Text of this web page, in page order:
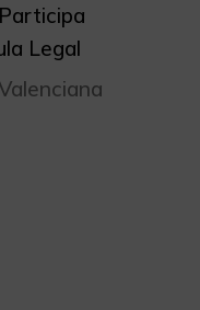
Participa
Legal